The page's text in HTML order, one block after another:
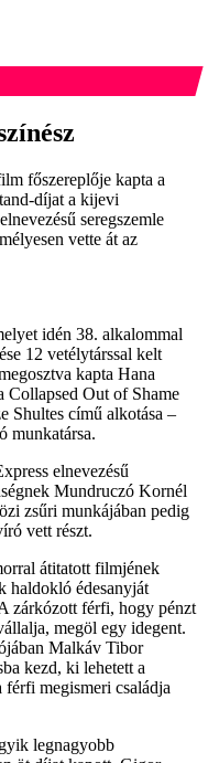
főszereplője kapta a
díjat a kijevi
seregszemle
vette át az
idén 38. alkalommal
12 vetélytárssal kelt
kapta Hana
Collapsed Out of Shame
Shultes című alkotása –
munkatársa.
elnevezésű
Mundruczó Kornél
zsűri munkájában pedig
vett részt.
átitatott filmjének
haldokló édesanyját
zárkózott férfi, hogy pénzt
megöl egy idegent.
Malkáv Tibor
kezd, ki lehetett a
megismeri családja
legnagyobb